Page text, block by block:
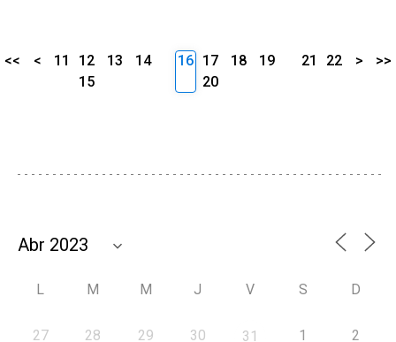
<< < 11 12 13
14
15
16 17 18
19
20
21 22 > >>
L M M J V S D
27 28 29 30 31 1 2